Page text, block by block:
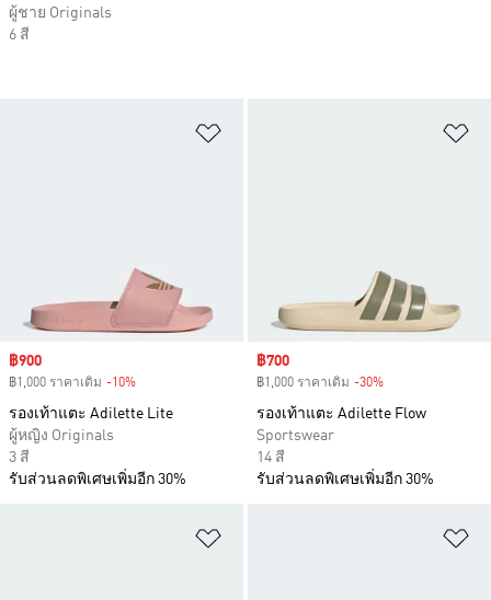
Sale price
฿900
฿1,000 ราคาเดิม -10%
รองเท้าแตะ Adilette Lite
ผู้หญิง Originals
3 สี
รับส่วนลดพิเศษเพิ่มอีก 30%
Sale price
฿700
฿1,000 ราคาเดิม -30%
รองเท้าแตะ Adilette Flow
Sportswear
14 สี
รับส่วนลดพิเศษเพิ่มอีก 30%
ผู้ชาย Originals
6 สี